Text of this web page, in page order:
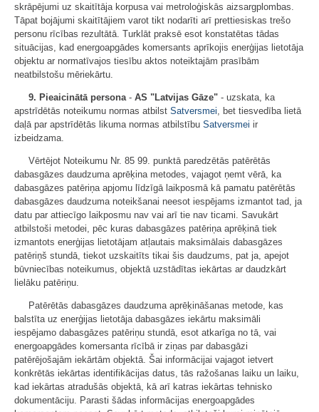
skrāpējumi uz skaitītāja korpusa vai metroloģiskās aizsargplombas.
Tāpat bojājumi skaitītājiem varot tikt nodarīti arī prettiesiskas trešo
personu rīcības rezultātā. Turklāt praksē esot konstatētas tādas
situācijas, kad energoapgādes komersants aprīkojis enerģijas lietotāja
objektu ar normatīvajos tiesību aktos noteiktajām prasībām
neatbilstošu mēriekārtu.
9. Pieaicinātā persona - AS "Latvijas Gāze" - uzskata, ka
apstrīdētās noteikumu normas atbilst Satversmei , bet tiesvedība lietā
daļā par apstrīdētās likuma normas atbilstību Satversmei ir
izbeidzama.
Vērtējot Noteikumu Nr. 85 99. punktā paredzētās patērētās
dabasgāzes daudzuma aprēķina metodes, vajagot ņemt vērā, ka
dabasgāzes patēriņa apjomu līdzīgā laikposmā kā pamatu patērētās
dabasgāzes daudzuma noteikšanai neesot iespējams izmantot tad, ja
datu par attiecīgo laikposmu nav vai arī tie nav ticami. Savukārt
atbilstoši metodei, pēc kuras dabasgāzes patēriņa aprēķinā tiek
izmantots enerģijas lietotājam atļautais maksimālais dabasgāzes
patēriņš stundā, tiekot uzskaitīts tikai šis daudzums, pat ja, apejot
būvniecības noteikumus, objektā uzstādītas iekārtas ar daudzkārt
lielāku patēriņu.
Patērētās dabasgāzes daudzuma aprēķināšanas metode, kas
balstīta uz enerģijas lietotāja dabasgāzes iekārtu maksimāli
iespējamo dabasgāzes patēriņu stundā, esot atkarīga no tā, vai
energoapgādes komersanta rīcībā ir ziņas par dabasgāzi
patērējošajām iekārtām objektā. Šai informācijai vajagot ietvert
konkrētās iekārtas identifikācijas datus, tās ražošanas laiku un laiku,
kad iekārtas atradušās objektā, kā arī katras iekārtas tehnisko
dokumentāciju. Parasti šādas informācijas energoapgādes